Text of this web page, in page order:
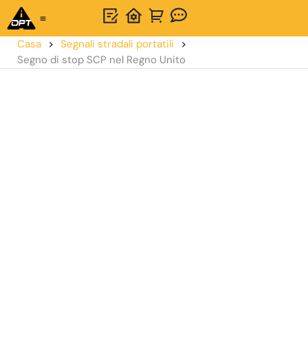
Casa > Segnali stradali portatili >
Segno di stop SCP nel Regno Unito